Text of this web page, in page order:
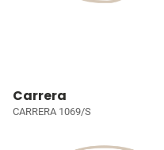
Carrera
CARRERA 1069/S